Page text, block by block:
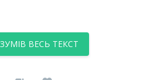
ВЕСЬ ТЕКСТ